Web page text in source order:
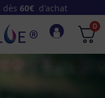
dès 60€ d'achat
0